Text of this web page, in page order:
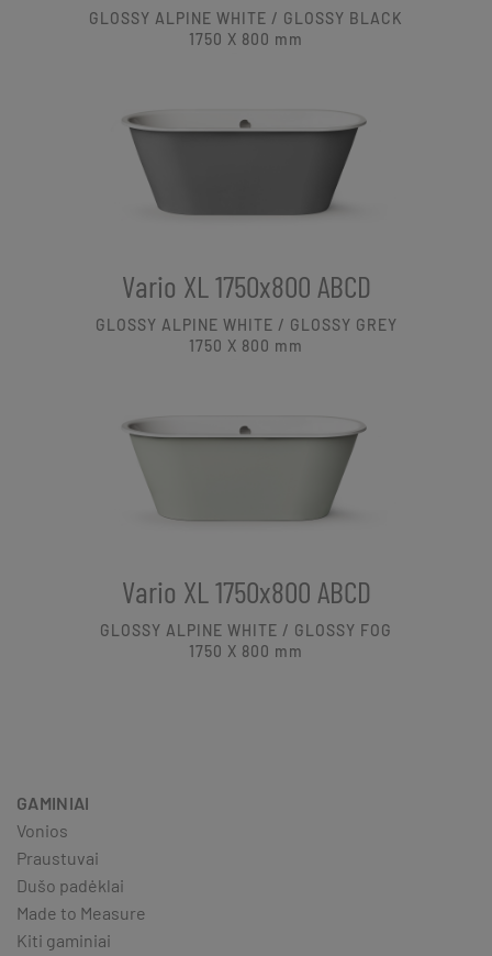
GLOSSY ALPINE WHITE / GLOSSY BLACK
1750 X 800 mm
Vario XL 1750x800 ABCD
GLOSSY ALPINE WHITE / GLOSSY GREY
1750 X 800 mm
Vario XL 1750x800 ABCD
GLOSSY ALPINE WHITE / GLOSSY FOG
1750 X 800 mm
GAMINIAI
Vonios
Praustuvai
Dušo padėklai
Made to Measure
Kiti gaminiai